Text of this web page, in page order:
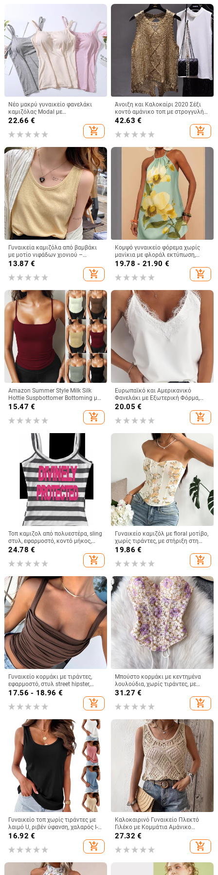
Νέο μακρύ γυναικείο φανελάκι
καμιζόλας Modal με
ενσωματωμένο τοπ και λάστιχο
σουτιέν
22.66 €
add_shopping_cart
Άνοιξη και Καλοκαίρι 2020 Σέξι
κοντό αμάνικο τοπ με στρογγυλή
λαιμόκοψη και σχισμένο μπροστά
perspective sequin ντεκολτέ
42.63 €
add_shopping_cart
Γυναικεία καμιζόλα από βαμβάκι
με μοτίο νιφάδων χιονιού –
φαρδιά, χωρίς μανίκια κορμί για το
καλοκαίρι, για layering, με διπλές
τιράντες
13.87 €
add_shopping_cart
Κομψό γυναικείο φόρεμα χωρίς
μανίκια με φλοράλ εκτύπωση,
λεπτές τιράντες και λεπτομέρεια
δέσιμου, μίνι μήκος, γραμμή Α,
casual
19.78 - 21.90 €
add_shopping_cart
Amazon Summer Style Milk Silk
Hottie Suspbottomer Bottoming με
Ευρωπαϊκό και Αμερικανικό Στυλ
Λεπτό Κοντό Γιλέκο για Γυναίκες
15.47 €
add_shopping_cart
Ευρωπαϊκό και Αμερικανικό
Φανελάκι με Εξωτερική Φόρμα,
Γυναικείο Καλοκαιρινό Φανελάκι
με Βλεφαρίδες και Δαντέλα, V-
Neck, Χαλαρό Μπλούζα με Βάση
20.05 €
add_shopping_cart
Τοπ καμιζολ από πολυεστέρα, sling
στυλ, εφαρμοστό, κοντό μήκος,
ριγέ/καρό μοτίβο
24.78 €
add_shopping_cart
Γυναικείο καμιζόλ με floral μοτίβο,
χωρίς τιράντες, με στήριξη στη
μέση, ultra-short μήκος,
19.86 €
add_shopping_cart
Γυναικείο κορμάκι με τιράντες,
εφαρμοστό, στυλ street hipster,
κοντό μήκος, πολυεστέρας με
17.56 - 18.96 €
add_shopping_cart
Μπούστο κορμάκι με κεντημένα
λουλούδια, χωρίς τιράντες, με
οστά, κοντό μήκος, θηλυκή
31.27 €
add_shopping_cart
Γυναικείο τοπ χωρίς τιράντες με
λαιμό U, ριβέν ύφανση, χαλαρός Ι-
σχήματος σιλουέτα, 90-95%
16.92 €
add_shopping_cart
Καλοκαιρινό Γυναικείο Πλεκτό
Γιλέκο με Κομμάτια Αμάνικο
Καλοκαιρινό Μποέμικο Τοπ με
27.32 €
add_shopping_cart